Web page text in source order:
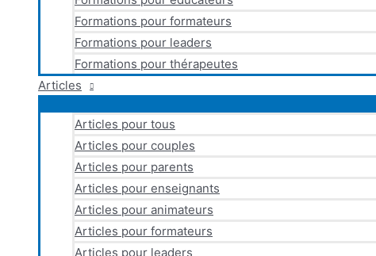
Formations pour formateurs
Formations pour leaders
Formations pour thérapeutes
Articles
Articles pour tous
Articles pour couples
Articles pour parents
Articles pour enseignants
Articles pour animateurs
Articles pour formateurs
Articles pour leaders